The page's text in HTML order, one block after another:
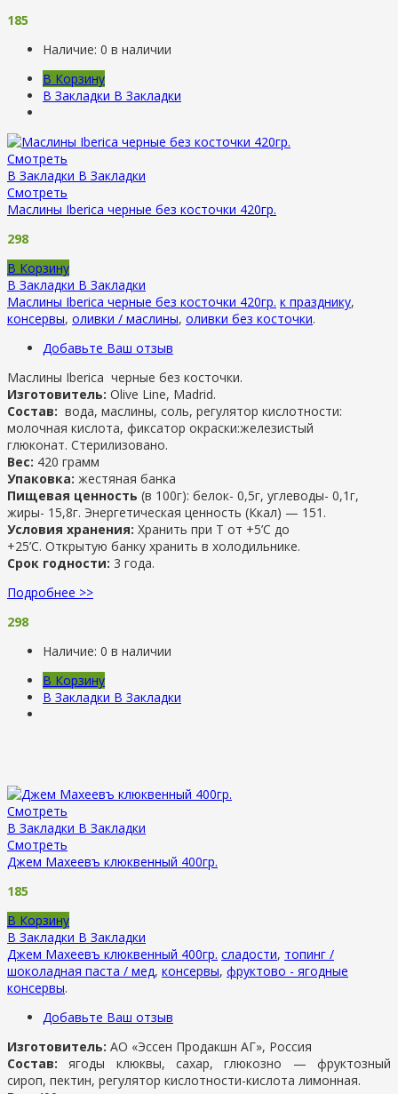
185
Наличие: 0 в наличии
В Корзину
В Закладки В Закладки
Смотреть
В Закладки В Закладки
Смотреть
Маслины Iberica черные без косточки 420гр.
298
В Корзину
В Закладки В Закладки
Маслины Iberica черные без косточки 420гр. к празднику,
консервы, оливки / маслины, оливки без косточки.
Добавьте Ваш отзыв
Маслины Iberica черные без косточки.
Изготовитель: Olive Line, Madrid.
Состав: вода, маслины, соль, регулятор кислотности:
молочная кислота, фиксатор окраски:железистый
глюконат. Стерилизовано.
Вес: 420 грамм
Упаковка: жестяная банка
Пищевая ценность (в 100г): белок- 0,5г, углеводы- 0,1г,
жиры- 15,8г. Энергетическая ценность (Ккал) — 151.
Условия хранения: Хранить при Т от +5’C до
+25’C. Открытую банку хранить в холодильнике.
Срок годности: 3 года.
Подробнее >>
298
Наличие: 0 в наличии
В Корзину
В Закладки В Закладки
Смотреть
В Закладки В Закладки
Смотреть
Джем Махеевъ клюквенный 400гр.
185
В Корзину
В Закладки В Закладки
Джем Махеевъ клюквенный 400гр. сладости, топинг /
шоколадная паста / мед, консервы, фруктово - ягодные
консервы.
Добавьте Ваш отзыв
Изготовитель: АО «Эссен Продакшн АГ», Россия
Состав: ягоды клюквы, сахар, глюкозно — фруктозный
сироп, пектин, регулятор кислотности-кислота лимонная.